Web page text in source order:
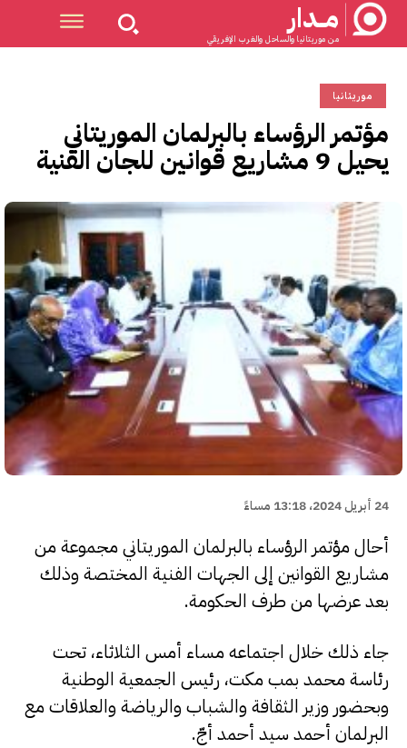
مــدار
من موريتانيا والساحل والغرب الإفريقي
موريتانيا
مؤتمر الرؤساء بالبرلمان الموريتاني
يحيل 9 مشاريع قوانين للجان الفنية
24 أبريل 2024، 13:18 مساءً
أحال مؤتمر الرؤساء بالبرلمان الموريتاني مجموعة من
مشاريع القوانين إلى الجهات الفنية المختصة وذلك
بعد عرضها من طرف الحكومة.
جاء ذلك خلال اجتماعه مساء أمس الثلاثاء، تحت
رئاسة محمد بمب مكت، رئيس الجمعية الوطنية
وبحضور وزير الثقافة والشباب والرياضة والعلاقات مع
البرلمان أحمد سيد أحمد أجّ.